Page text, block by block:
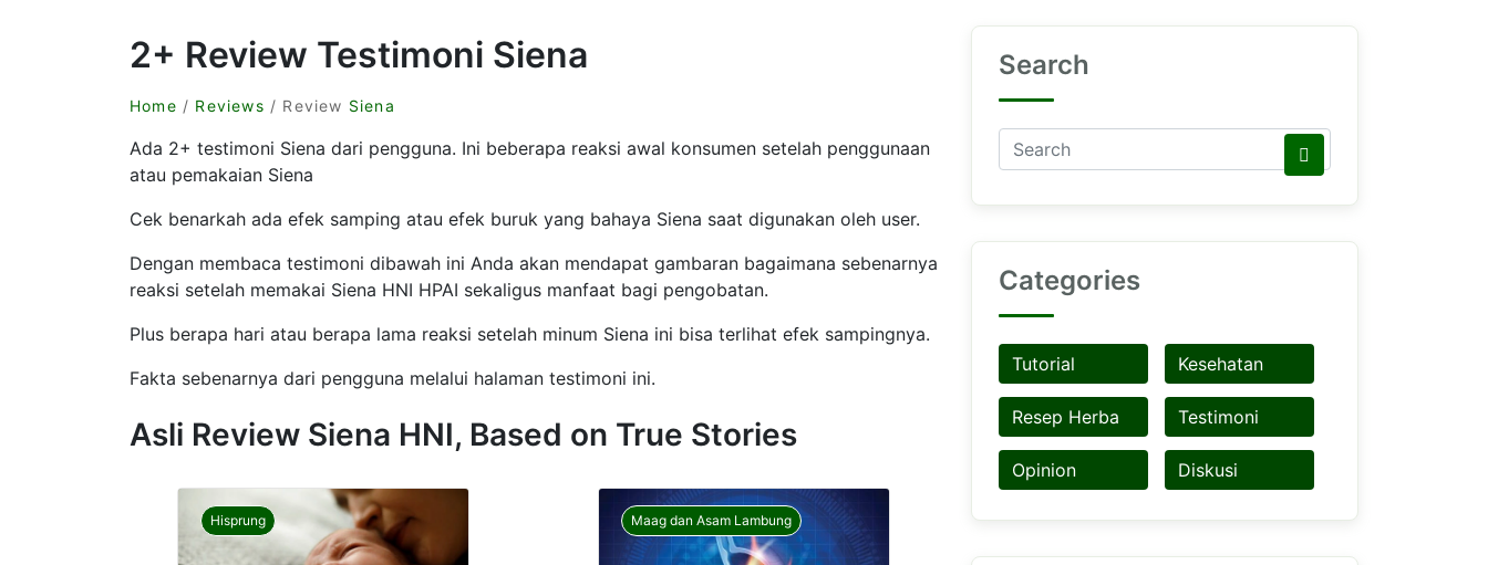
2+ Review Testimoni Siena
Home / Reviews / Review Siena
Ada 2+ testimoni Siena dari pengguna. Ini beberapa reaksi awal konsumen setelah penggunaan
atau pemakaian Siena
Cek benarkah ada efek samping atau efek buruk yang bahaya Siena saat digunakan oleh user.
Dengan membaca testimoni dibawah ini Anda akan mendapat gambaran bagaimana sebenarnya
reaksi setelah memakai Siena HNI HPAI sekaligus manfaat bagi pengobatan.
Plus berapa hari atau berapa lama reaksi setelah minum Siena ini bisa terlihat efek sampingnya.
Fakta sebenarnya dari pengguna melalui halaman testimoni ini.
Asli Review Siena HNI, Based on True Stories
Hisprung Maag dan Asam Lambung
Search
Categories
Tutorial Kesehatan
Resep Herba Testimoni
Opinion Diskusi